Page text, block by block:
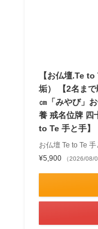
【お仏壇.Te
垢） 【2名ま
㎝「みやび」
養 戒名位牌 四
to Te 手と手】
お仏壇 Te to Te
¥5,900
（2026/08/